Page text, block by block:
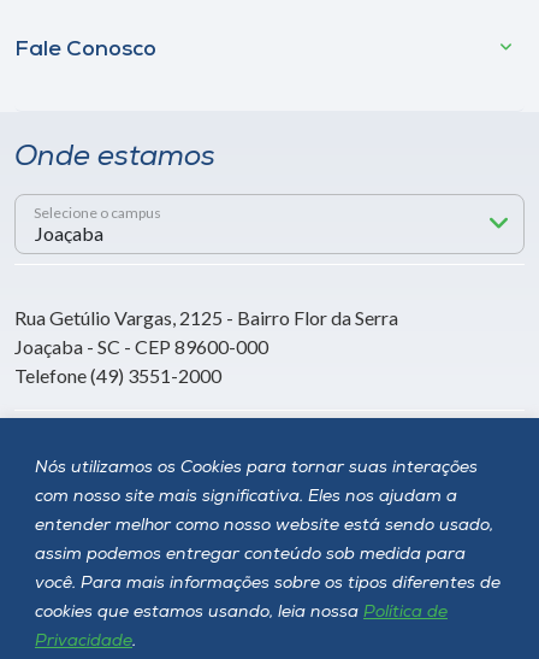
Nós utilizamos os Cookies para tornar suas interações
com nosso site mais significativa. Eles nos ajudam a
entender melhor como nosso website está sendo usado,
assim podemos entregar conteúdo sob medida para
você. Para mais informações sobre os tipos diferentes de
cookies que estamos usando, leia nossa Política de
Privacidade.
Fale Conosco
Onde estamos
Selecione o campus
Rua Getúlio Vargas, 2125 - Bairro Flor da Serra
Joaçaba - SC - CEP 89600-000
Telefone (49) 3551-2000
Siga a Unoesc